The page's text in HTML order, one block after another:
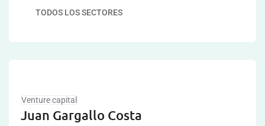
TODOS LOS SECTORES
Venture capital
Juan Gargallo Costa